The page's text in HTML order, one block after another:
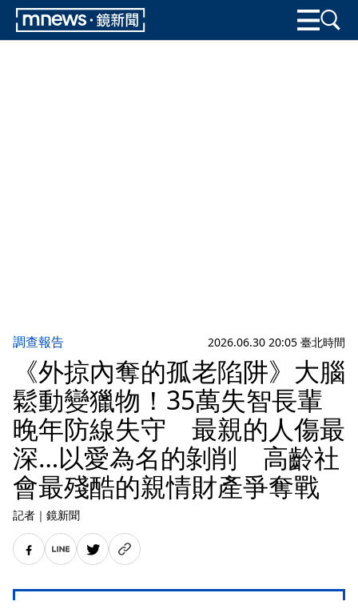
調查報告 2026.06.30 20:05 臺北時間
《外掠內奪的孤老陷阱》大腦
鬆動變獵物！35萬失智長輩
晚年防線失守 最親的人傷最
深…以愛為名的剝削 高齡社
會最殘酷的親情財產爭奪戰
記者 ｜ 鏡新聞